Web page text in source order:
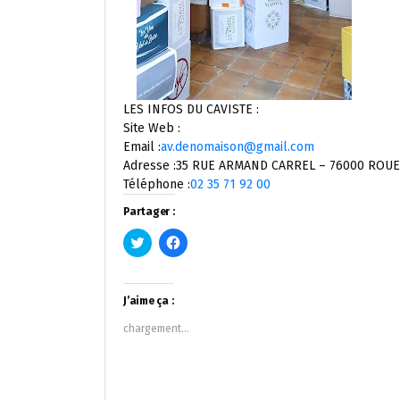
LES INFOS DU CAVISTE :
Site Web :
Email :av.denomaison@gmail.com
Adresse :35 RUE ARMAND CARREL – 76000
Téléphone :02 35 71 92 00
Partager :
Cliquez
pour
Twitter(ouvre
dans
une
nouvelle
fenêtre)
Cliquez
pour
fenêtre)
J’aime ça :
chargement…